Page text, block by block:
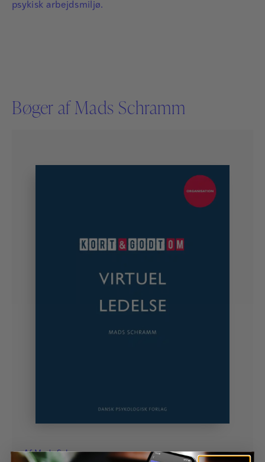
psykisk arbejdsmiljø.
Bøger af Mads Schramm
AfMads Schramm